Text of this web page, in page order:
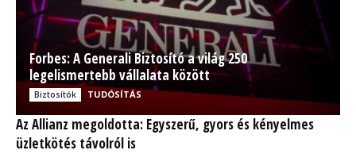
Forbes: A Generali Biztosító a világ 250
legelismertebb vállalata között
Biztosítók TUDÓSÍTÁS
Az Allianz megoldotta: Egyszerű, gyors és kényelmes
üzletkötés távolról is